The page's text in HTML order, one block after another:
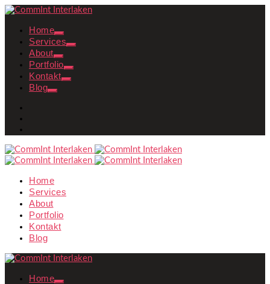
Home
Services
About
Portfolio
Kontakt
Blog
Home
Services
About
Portfolio
Kontakt
Blog
Home